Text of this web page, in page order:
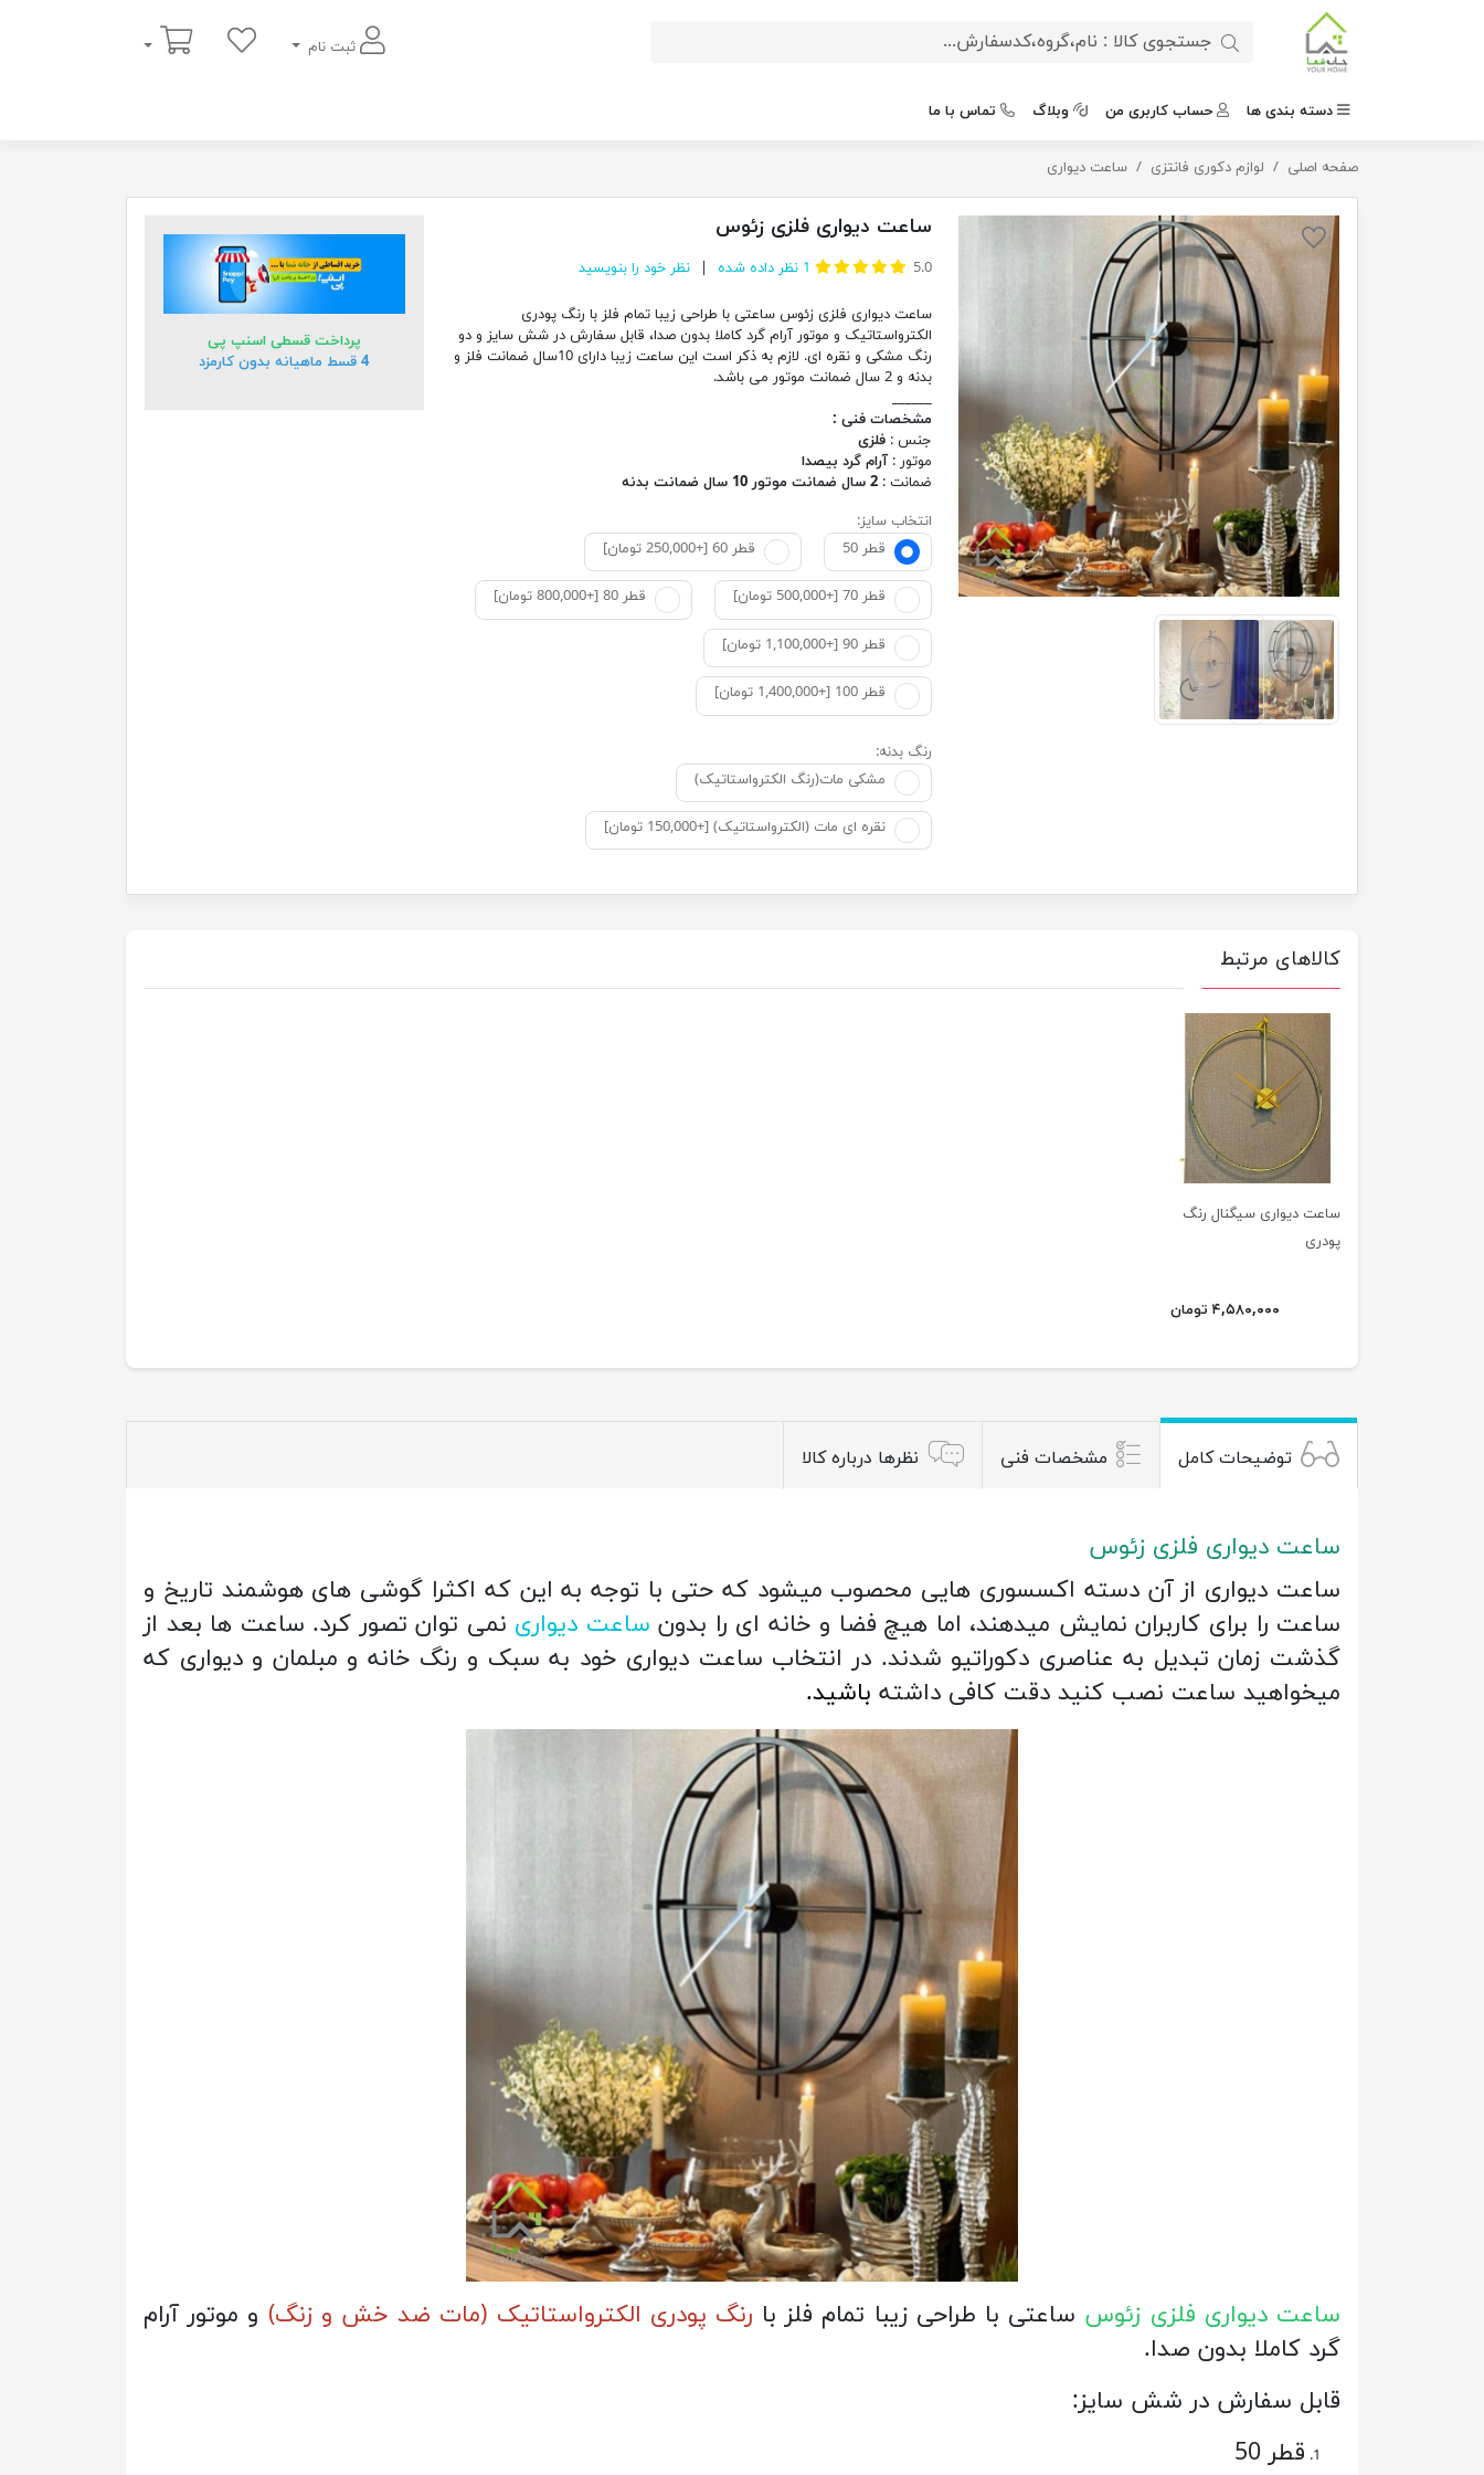
ثبت نام
سبد خرید
دسته بندی ها حساب کاربری من وبلاگ تماس با ما
صفحه اصلی لوازم دکوری فانتزی ساعت دیواری ساعت دیواری فلزی زئوس
ساعت دیواری فلزی زئوس
5.0
1 نظر داده شده نظر خود را بنویسید
ساعت دیواری فلزی زئوس ساعتی با طراحی زیبا تمام فلز با رنگ پودری
الکترواستاتیک و موتور آرام گرد کاملا بدون صدا، قابل سفارش در شش سایز و دو
رنگ مشکی و نقره ای. لازم به ذکر است این ساعت زیبا دارای 10سال ضمانت فلز و
بدنه و 2 سال ضمانت موتور می باشد.
______
مشخصات فنی :
جنس : فلزی
موتور :آرام گرد بیصدا
ضمانت : 2 سال ضمانت موتور 10 سال ضمانت بدنه
انتخاب سایز:
قطر 50
قطر 60 [+250,000 تومان]
قطر 70 [+500,000 تومان] قطر 80 [+800,000 تومان]
قطر 90 [+1,100,000 تومان]
قطر 100 [+1,400,000 تومان]
رنگ بدنه:
مشکی مات(رنگ الکترواستاتیک)
نقره ای مات (الکترواستاتیک) [+150,000 تومان]
پرداخت قسطی اسنپ پی
4 قسط ماهیانه بدون کارمزد
کالاهای مرتبط
ساعت دیواری سیگنال رنگ
پودری
۴,۵۸۰,۰۰۰ تومان
توضیحات کامل مشخصات فنی نظرها درباره کالا
ساعت دیواری فلزی زئوس
ساعت دیواری از آن دسته اکسسوری هایی محصوب میشود که حتی با توجه به این که اکثرا گوشی های هوشمند تاریخ و
ساعت را برای کاربران نمایش میدهند، اما هیچ فضا و خانه ای را بدون ساعت دیواری نمی توان تصور کرد. ساعت ها بعد از
گذشت زمان تبدیل به عناصری دکوراتیو شدند. در انتخاب ساعت دیواری خود به سبک و رنگ خانه و مبلمان و دیواری که
میخواهید ساعت نصب کنید دقت کافی داشته باشید.
ساعت دیواری فلزی زئوس ساعتی با طراحی زیبا تمام فلز با رنگ پودری الکترواستاتیک (مات ضد خش و زنگ) و موتور آرام
گرد کاملا بدون صدا.
قابل سفارش در شش سایز:
قطر 50